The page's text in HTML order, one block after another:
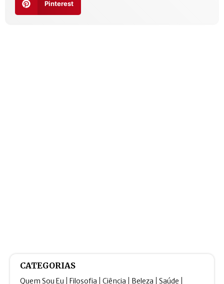
Pinterest
CATEGORIAS
Quem Sou Eu Filosofia Ciência Beleza Saúde